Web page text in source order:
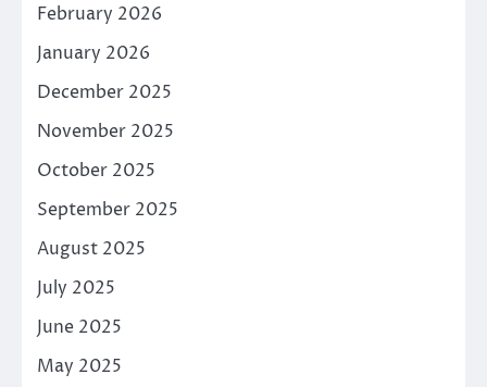
February 2026
January 2026
December 2025
November 2025
October 2025
September 2025
August 2025
July 2025
June 2025
May 2025